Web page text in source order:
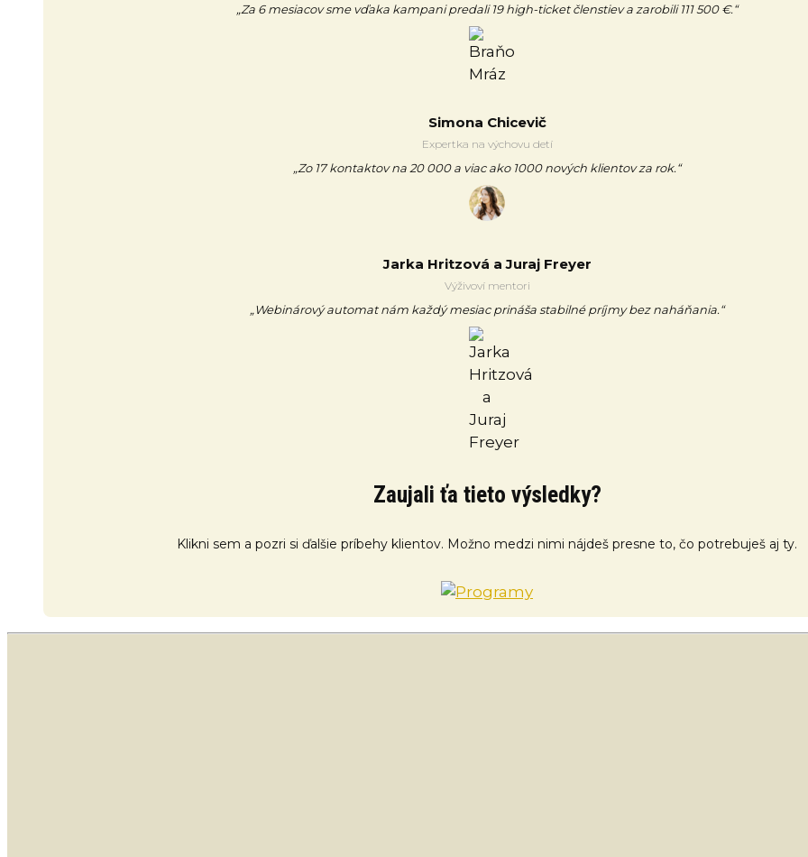
„Za 6 mesiacov sme vďaka kampani predali 19 high-ticket členstiev a zarobili 111 500 €.“
Simona Chicevič
Expertka na výchovu detí
„Zo 17 kontaktov na 20 000 a viac ako 1000 nových klientov za rok.“
Jarka Hritzová a Juraj Freyer
Výživoví mentori
„Webinárový automat nám každý mesiac prináša stabilné príjmy bez naháňania.“
Zaujali ťa tieto výsledky?
Klikni sem a pozri si ďalšie príbehy klientov. Možno medzi nimi nájdeš presne to, čo potrebuješ aj ty.